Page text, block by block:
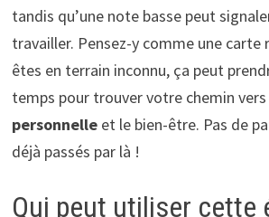
tandis qu’une note basse peut
travailler. Pensez-y comme une carte
êtes en terrain inconnu, ça peut
temps pour trouver votre chemin vers
personnelleet le bien-être. Pas de
déjà passés par là !
Qui peut utiliser cette